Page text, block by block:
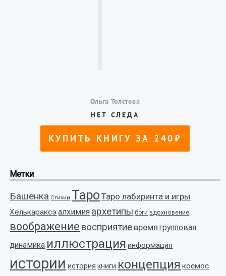
Метки
Башенка Стихии Таро Таро лабиринта и игры
Хелькараксэ алхимия архетипы боги вдохновение
воображение восприятие время групповая
динамика иллюстрация информация
истории история книги концепция космос